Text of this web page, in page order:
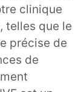
clinique
telles que le
précise de
de